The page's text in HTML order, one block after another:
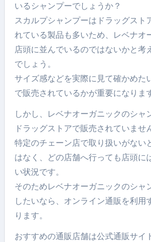
いるシャンプーでしょうか？
スカルプシャンプーはドラッグスト
れている製品も多いため、レベナオ
店頭に並んでいるのではないかと考
でしょう。
サイズ感などを実際に見て確かめた
で販売されているかが重要になりま
しかし、レベナオーガニックのシャ
ドラッグストアで販売されていませ
特定のチェーン店で取り扱いがない
はなく、どの店舗へ行っても店頭に
い状況です。
そのためレベナオーガニックのシャ
したいなら、オンライン通販を利用
ります。
おすすめの通販店舗は公式通販サイ